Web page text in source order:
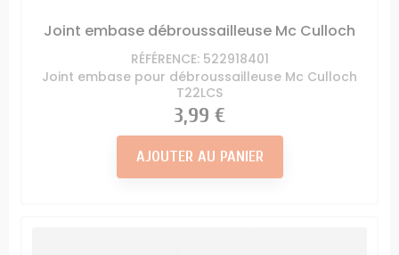
Joint embase débroussailleuse Mc Culloch
RÉFÉRENCE: 522918401
Joint embase pour débroussailleuse Mc Culloch
T22LCS
Prix
3,99 €
AJOUTER AU PANIER